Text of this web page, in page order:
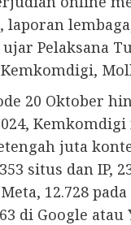
laporan
Pelaksana
20 Oktober
juta
situs dan IP,
12.728
di Google atau